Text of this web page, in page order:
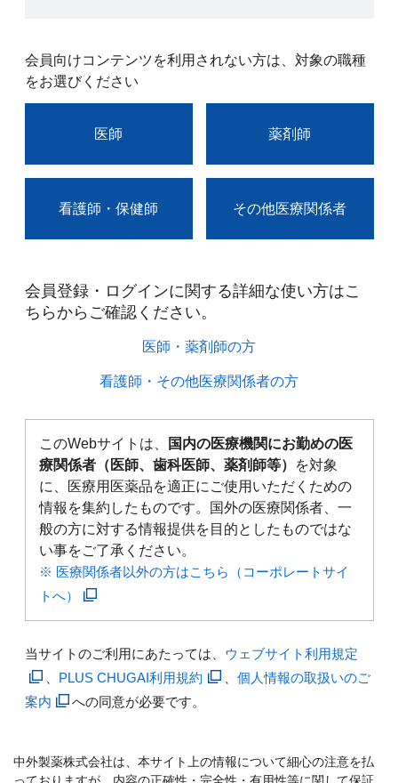
会員向けコンテンツを利用されない方は、対象の職種
をお選びください
医師 薬剤師
看護師・保健師 その他医療関係者
会員登録・ログインに関する詳細な使い方はこ
ちらからご確認ください。​
医師・薬剤師の方​
看護師・その他医療関係者の方​
このWebサイトは、
国内の医療機関にお勤めの医
療関係者（医師、歯科医師、薬剤師等）
を対象
に、医療用医薬品を適正にご使用いただくための
情報を集約したものです。国外の医療関係者、一
般の方に対する情報提供を目的としたものではな
い事をご了承ください。
※ 医療関係者以外の方はこちら（コーポレートサイ
トへ）
当サイトのご利用にあたっては、 ウェブサイト利用規定
PLUS CHUGAI利用規約
個人情報の取扱いのご
案内
への同意が必要です。
中外製薬株式会社は、本サイト上の情報について細心の注意を払
っておりますが、内容の正確性・完全性・有用性等に関して保証